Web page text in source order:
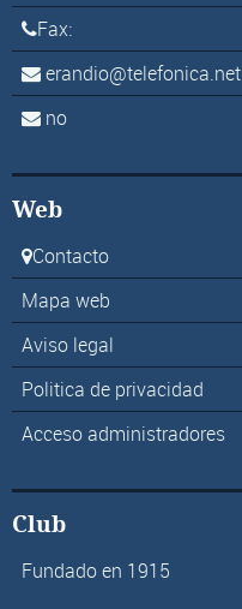
Fax:
erandio@telefonica.net
no
Web
Contacto
Mapa web
Aviso legal
Politica de privacidad
Acceso administradores
Club
Fundado en 1915